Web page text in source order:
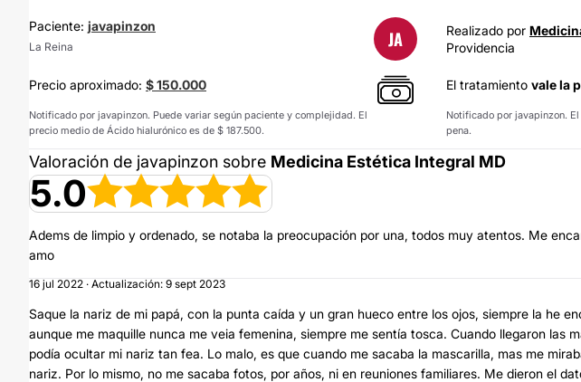
Paciente: javapinzon
La Reina JA Realizado por
Providencia
Precio aproximado: $ 150.000
Notificado por javapinzon. Puede variar según paciente y complejidad. El
precio medio de Ácido hialurónico es de $ 187.500.
El tratamiento vale la
Notificado por javapinzon.
pena.
Valoración de javapinzon sobre Medicina Estética Integral MD
5.0
Adems de limpio y ordenado, se notaba la preocupación por una, todos muy atentos. Me
amo
16 jul 2022 · Actualización: 9 sept 2023
Saque la nariz de mi papá, con la punta caída y un gran hueco entre los ojos, siempre la he
aunque me maquille nunca me veia femenina, siempre me sentía tosca. Cuando llegaron las
podía ocultar mi nariz tan fea. Lo malo, es que cuando me sacaba la mascarilla, mas me
nariz. Por lo mismo, no me sacaba fotos, por años, ni en reuniones familiares. Me dieron el